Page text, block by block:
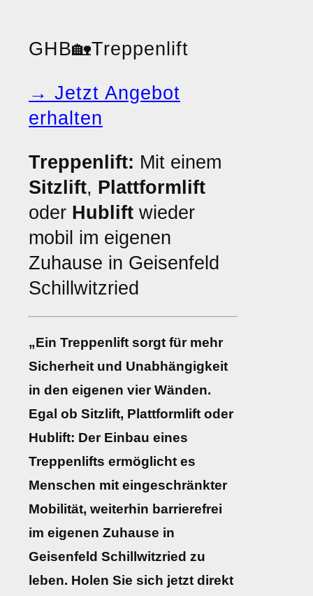
GHB🏡Treppenlift
→ Jetzt Angebot
erhalten
Treppenlift: Mit einem
Sitzlift, Plattformlift
oder Hublift wieder
mobil im eigenen
Zuhause in Geisenfeld
Schillwitzried
„Ein Treppenlift sorgt für mehr
Sicherheit und Unabhängigkeit
in den eigenen vier Wänden.
Egal ob Sitzlift, Plattformlift oder
Hublift: Der Einbau eines
Treppenlifts ermöglicht es
Menschen mit eingeschränkter
Mobilität, weiterhin barrierefrei
im eigenen Zuhause in
Geisenfeld Schillwitzried zu
leben. Holen Sie sich jetzt direkt